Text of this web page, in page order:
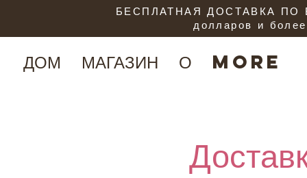
ДОМ МАГАЗИН О More
БЕСПЛАТНАЯ ДОСТАВКА ПО
долларов и